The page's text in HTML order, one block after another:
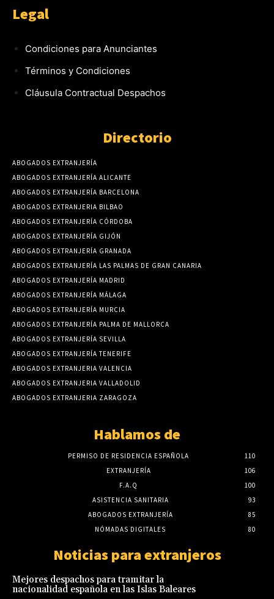
Legal
Condiciones para Anunciantes
Términos y Condiciones
Cláusula Contractual Despachos
Directorio
ABOGADOS EXTRANJERÍA
ABOGADOS EXTRANJERÍA ALICANTE
ABOGADOS EXTRANJERÍA BARCELONA
ABOGADOS EXTRANJERIA BILBAO
ABOGADOS EXTRANJERÍA CÓRDOBA
ABOGADOS EXTRANJERÍA GIJÓN
ABOGADOS EXTRANJERÍA GRANADA
ABOGADOS EXTRANJERÍA LAS PALMAS DE GRAN CANARIA
ABOGADOS EXTRANJERÍA MADRID
ABOGADOS EXTRANJERÍA MÁLAGA
ABOGADOS EXTRANJERÍA MURCIA
ABOGADOS EXTRANJERÍA PALMA DE MALLORCA
ABOGADOS EXTRANJERÍA SEVILLA
ABOGADOS EXTRANJERÍA TENERIFE
ABOGADOS EXTRANJERIA VALENCIA
ABOGADOS EXTRANJERIA VALLADOLID
ABOGADOS EXTRANJERIA ZARAGOZA
Hablamos de
PERMISO DE RESIDENCIA ESPAÑOLA
110
EXTRANJERÍA
106
F.A.Q
100
ASISTENCIA SANITARIA
93
ABOGADOS EXTRANJERÍA
85
NÓMADAS DIGITALES
80
Noticias para extranjeros
Mejores despachos para tramitar la
nacionalidad española en las Islas Baleares